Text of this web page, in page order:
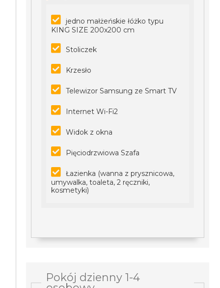
jedno małżeńskie łóżko typu
KING SIZE 200x200 cm
Stoliczek
Krzesło
Telewizor Samsung ze Smart TV
Internet Wi-Fi2
Widok z okna
Pięciodrzwiowa Szafa
Łazienka (wanna z prysznicowa,
umywalka, toaleta, 2 ręczniki,
kosmetyki)
Pokój dzienny 1-4